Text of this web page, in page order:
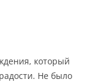
который
Не было